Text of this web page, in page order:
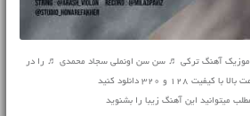
موزیک آهنگ ترکی ♬ سن سن اونملی سجاد محمدی ♬ را در
کیفیت 128 و 320 دانلود کنید
میتوانید این آهنگ زیبا را بشنوید